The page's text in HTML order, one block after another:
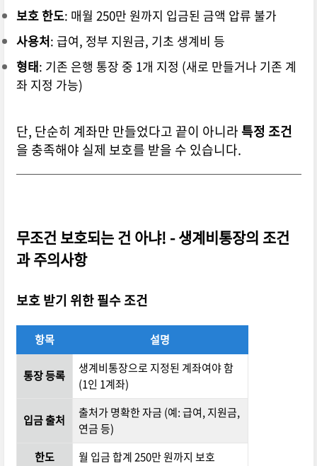
보호 한도: 매월 250만 원까지 입금된 금액 압류 불가
사용처: 급여, 정부 지원금, 기초 생계비 등
형태: 기존 은행 통장 중 1개 지정 (새로 만들거나 기존 계
좌 지정 가능)
단, 단순히 계좌만 만들었다고 끝이 아니라 특정 조건
을 충족해야 실제 보호를 받을 수 있습니다.
무조건 보호되는 건 아냐! -생계비통장의 조건
과 주의사항
보호 받기 위한 필수 조건
항목 설명
통장 등록
생계비통장으로 지정된 계좌여야 함
(1인 1계좌)
입금 출처
출처가 명확한 자금 (예: 급여, 지원금,
연금 등)
한도
월 입금 합계 250만 원까지 보호